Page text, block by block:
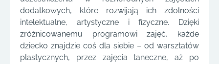
dodatkowych, które rozwijają ich zdolności
intelektualne, artystyczne i fizyczne. Dzięki
zróżnicowanemu programowi zajęć, każde
dziecko znajdzie coś dla siebie – od warsztatów
plastycznych, przez zajęcia taneczne, aż po